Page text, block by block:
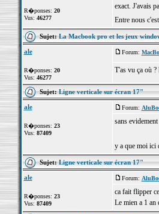
R�ponses: 20
Vus: 46277
exact. J'avais
Entre nous
Sujet:La Macbook pro et les jeux
ale
R�ponses: 20
Vus: 46277
Forum:
T'as vu ça où ?
Sujet:Ligne verticale sur écran 17"
ale
R�ponses: 23
Vus: 87409
Forum:
sans evidement
y a que moi ici
Sujet:Ligne verticale sur écran 17"
ale
R�ponses: 23
Vus: 87409
Forum:
ca fait flipper
Le mien a 1